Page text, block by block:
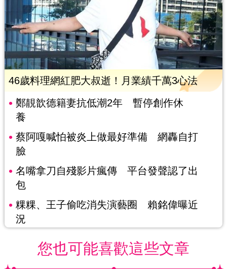
46歲料理網紅肥大叔逝！月業績千萬3心法
鄭靚歆德籍妻抗低潮2年 暫停創作休
養
蔡阿嘎喊怕被炎上做最好準備 網轟自打
臉
名嘴拿刀自殘影片瘋傳 平台發聲認了出
包
粿粿、王子偷吃消失演藝圈 賴銘偉曝近
況
您也可能喜歡這些文章